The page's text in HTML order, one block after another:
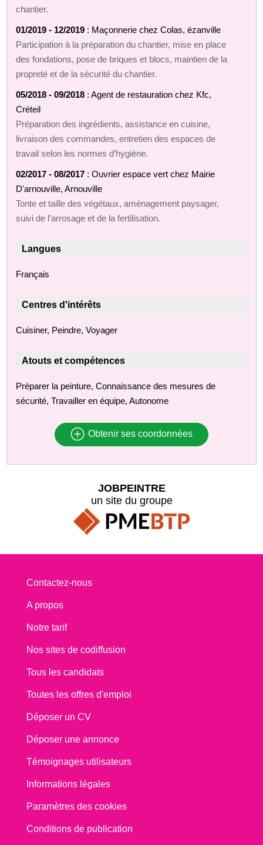
chantier.
01/2019 - 12/2019 : Maçonnerie chez Colas, ézanville
Participation à la préparation du chantier, mise en place
des fondations, pose de briques et blocs, maintien de la
propreté et de la sécurité du chantier.
05/2018 - 09/2018 : Agent de restauration chez Kfc,
Créteil
Préparation des ingrédients, assistance en cuisine,
livraison des commandes, entretien des espaces de
travail selon les normes d’hygiène.
02/2017 - 08/2017 : Ouvrier espace vert chez Mairie
D'arnouville, Arnouville
Tonte et taille des végétaux, aménagement paysager,
suivi de l’arrosage et de la fertilisation.
Langues
Français
Centres d'intérêts
Cuisiner, Peindre, Voyager
Atouts et compétences
Préparer la peinture, Connaissance des mesures de
sécurité, Travailler en équipe, Autonome
Obtenir ses coordonnées
JOBPEINTRE
un site du groupe
Contactez-nous
A propos
Notre tarif
Nos sites de codiffusion
Tous les candidats
Toutes les offres d'emploi
Déposer un CV
Déposer une annonce
Témoignages utilisateurs
Informations légales
Paramètres des cookies
Conditions de publication